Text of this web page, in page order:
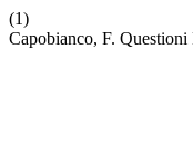
(1)
Capobianco, F.